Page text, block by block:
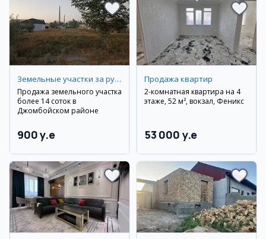
Земельные участки за рубежом
Продажа земельного участка
более 14 соток в
Джомбойском районе
900 y.e
Продажа квартир
2-комнатная квартира на 4
этаже, 52 м², вокзал, Феникс
53 000 y.e